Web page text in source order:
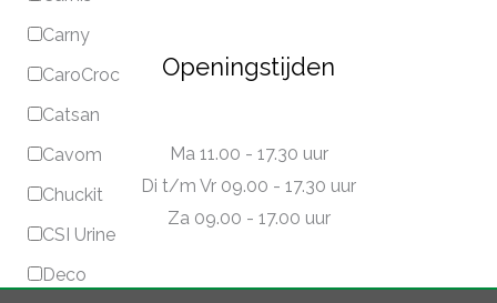
Carny
CaroCroc
Catsan
Cavom
Chuckit
CSI Urine
Deco
Openingstijden
Ma 11.00 - 17.30 uur
Di t/m Vr 09.00 - 17.30 uur
Za 09.00 - 17.00 uur